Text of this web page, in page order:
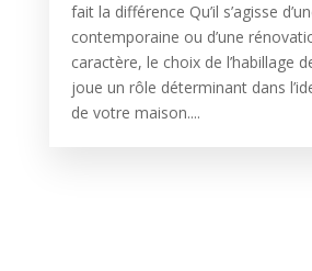
fait la différence Qu’il s’agisse
contemporaine ou d’une
caractère, le choix de l’habillage
joue un rôle déterminant dans
de votre maison....